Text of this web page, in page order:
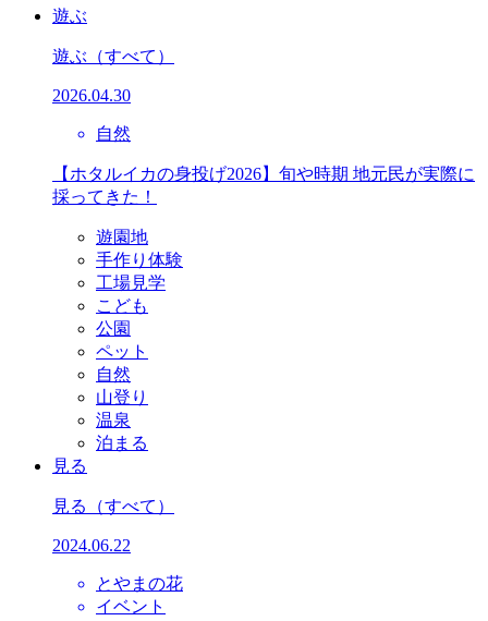
遊ぶ
遊ぶ （すべて）
2026.04.30
自然
【ホタルイカの身投げ2026】旬や時期 地元民が実際に
採ってきた！
遊園地
手作り体験
工場見学
こども
公園
ペット
自然
山登り
温泉
泊まる
見る
見る （すべて）
2024.06.22
とやまの花
イベント